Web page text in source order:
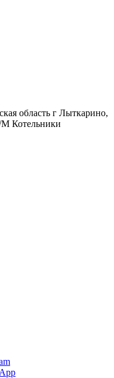
область г Лыткарино,
М Котельники